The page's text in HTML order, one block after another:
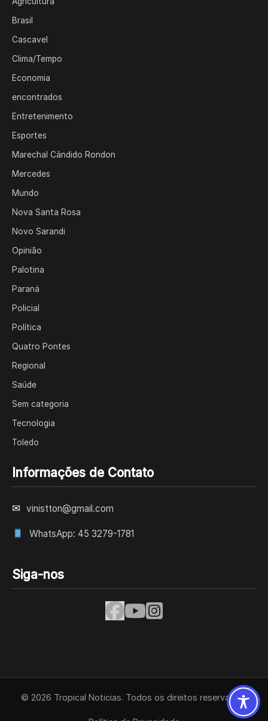
Brasil
Cascavel
Clima/Tempo
Economia
encontrados
Entretenimento
Esportes
Marechal Cândido Rondon
Mercedes
Mundo
Nova Santa Rosa
Novo Sarandi
Opinião
Palotina
Paraná
Policial
Política
Quatro Pontes
Regional
Saúde
Sem categoria
Tecnologia
Toledo
Informações de Contato
✉ vinistton@gmail.com
WhatsApp: 45 3279-1781
Siga-nos
© 2026 Tropical Noticias. Todos os direitos reservados.